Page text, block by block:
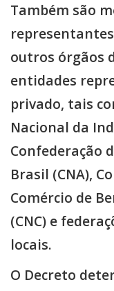
Também são
outros órgãos
entidades
privado, tais
Nacional da
Confederação
Brasil (CNA),
Comércio de
(CNC) e
locais.
O Decreto